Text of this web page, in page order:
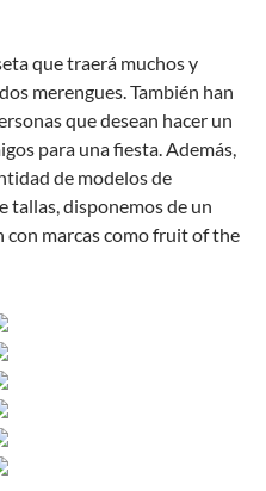
que traerá muchos y
merengues. También han
que desean hacer un
para una fiesta. Además,
de modelos de
tallas, disponemos de un
marcas como fruit of the